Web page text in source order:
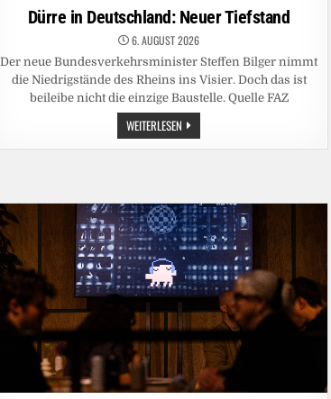
Dürre in Deutschland: Neuer Tiefstand
6. AUGUST 2026
Der neue Bundesverkehrsminister Steffen Bilger nimmt
die Niedrigstände des Rheins ins Visier. Doch das ist
beileibe nicht die einzige Baustelle. Quelle FAZ
WEITERLESEN DÜRRE
IN
DEUTSCHLAND: